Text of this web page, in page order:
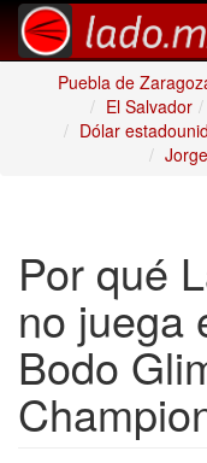
Puebla de
El Salvador
Dólar
Por qué
no juega
Bodo